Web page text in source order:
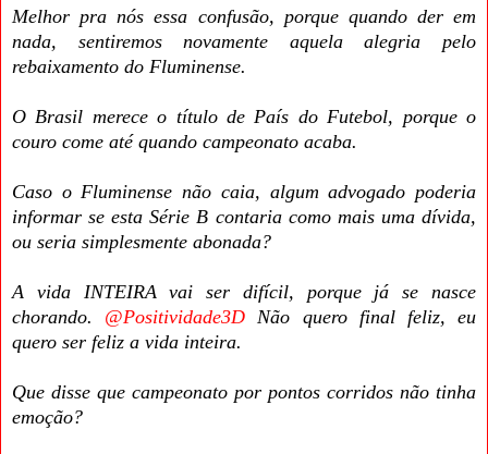
Melhor pra nós essa confusão, porque quando der em
nada, sentiremos novamente aquela alegria pelo
rebaixamento do Fluminense.
O Brasil merece o título de País do Futebol, porque o
couro come até quando campeonato acaba.
Caso o Fluminense não caia, algum advogado poderia
informar se esta Série B contaria como mais uma dívida,
ou seria simplesmente abonada?
A vida INTEIRA vai ser difícil, porque já se nasce
chorando. @Positividade3D Não quero final feliz, eu
quero ser feliz a vida inteira.
Que disse que campeonato por pontos corridos não tinha
emoção?